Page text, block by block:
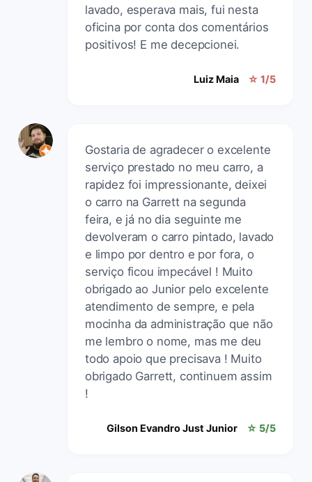
lavado, esperava mais, fui nesta
oficina por conta dos comentários
positivos! E me decepcionei.
Luiz Maia ☆ 1/5
Gostaria de agradecer o excelente
serviço prestado no meu carro, a
rapidez foi impressionante, deixei
o carro na Garrett na segunda
feira, e já no dia seguinte me
devolveram o carro pintado, lavado
e limpo por dentro e por fora, o
serviço ficou impecável ! Muito
obrigado ao Junior pelo excelente
atendimento de sempre, e pela
mocinha da administração que não
me lembro o nome, mas me deu
todo apoio que precisava ! Muito
obrigado Garrett, continuem assim
!
Gilson Evandro Just Junior ☆ 5/5